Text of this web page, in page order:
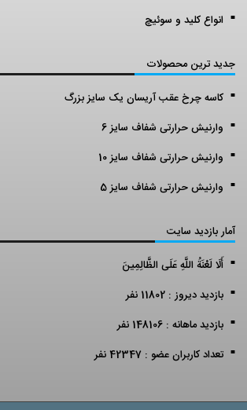
انواع کلید و سوئیچ
جدید ترین محصولات
کاسه چرخ عقب آریسان یک سایز بزرگ
وارنیش حرارتی شفاف سایز 6
وارنیش حرارتی شفاف سایز 10
وارنیش حرارتی شفاف سایز 5
آمار بازدید سایت
أَلَا لَعْنَةُ اللَّهِ عَلَى الظَّالِمِينَ
بازدید دیروز : 11802 نفر
بازدید ماهانه : 148106 نفر
تعداد کاربران عضو : 42347 نفر